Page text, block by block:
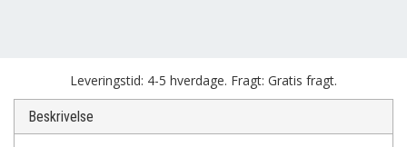
Leveringstid: 4-5 hverdage. Fragt: Gratis fragt.
Beskrivelse